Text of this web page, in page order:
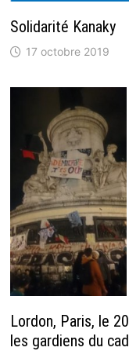
Solidarité Kanaky
17 octobre 2019
Lordon, Paris, le
les gardiens du